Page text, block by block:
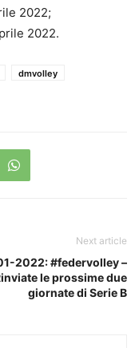
2022;
2022.
dmvolley
Next article
2022: #federvolley –
le prossime due
giornate di Serie B